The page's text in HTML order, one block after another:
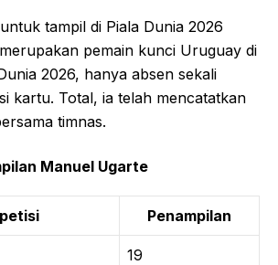
tampil di Piala Dunia 2026
pemain kunci Uruguay di
2026, hanya absen sekali
kartu. Total, ia telah mencatatkan
timnas.
Manuel Ugarte
Penampilan
19